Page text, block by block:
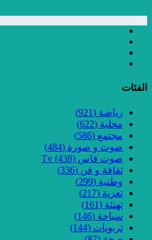
الفئات
رياضة (921)
محلية (622)
مجتمع (586)
صوت و صورة (484)
صوت فاس Tv (438)
ثقافة و فن (336)
وطنية (299)
تعزية (217)
تهنئة (161)
سياحة (146)
تربويات (144)